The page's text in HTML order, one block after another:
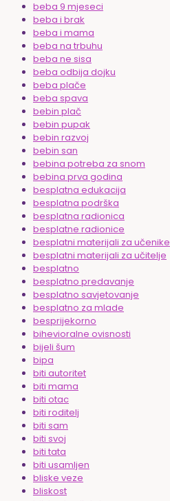
beba 9 mjeseci
beba i brak
beba i mama
beba na trbuhu
beba ne sisa
beba odbija dojku
beba plače
beba spava
bebin plač
bebin pupak
bebin razvoj
bebin san
bebina potreba za snom
bebina prva godina
besplatna edukacija
besplatna podrška
besplatna radionica
besplatne radionice
besplatni materijali za učenike
besplatni materijali za učitelje
besplatno
besplatno predavanje
besplatno savjetovanje
besplatno za mlade
besprijekorno
bihevioralne ovisnosti
bijeli šum
bipa
biti autoritet
biti mama
biti otac
biti roditelj
biti sam
biti svoj
biti tata
biti usamljen
bliske veze
bliskost